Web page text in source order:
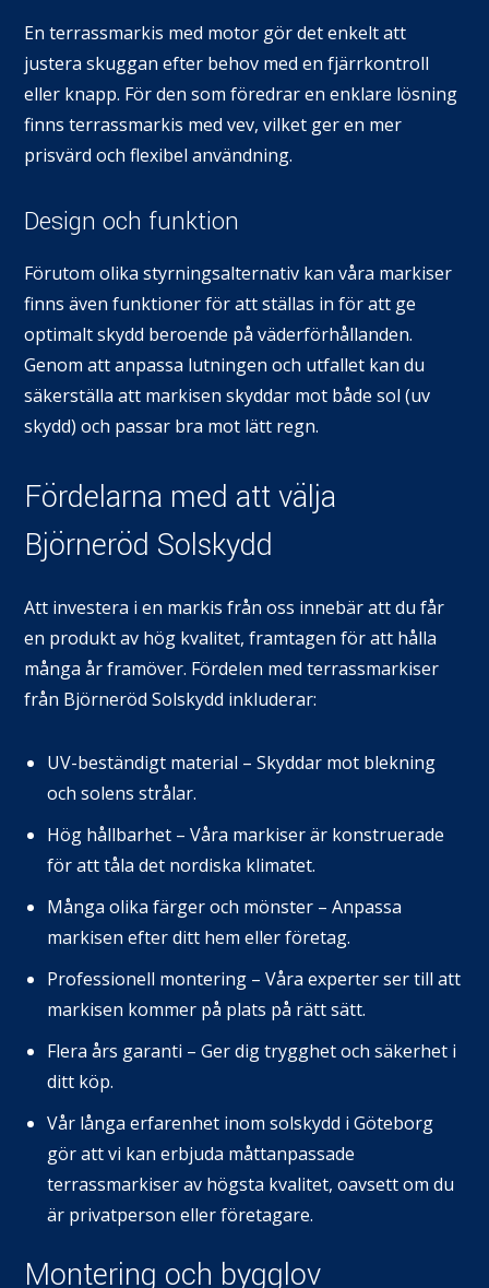
En terrassmarkis med motor gör det enkelt att
justera skuggan efter behov med en fjärrkontroll
eller knapp. För den som föredrar en enklare lösning
finns terrassmarkis med vev, vilket ger en mer
prisvärd och flexibel användning.
Design och funktion
Förutom olika styrningsalternativ kan våra markiser
finns även funktioner för att ställas in för att ge
optimalt skydd beroende på väderförhållanden.
Genom att anpassa lutningen och utfallet kan du
säkerställa att markisen skyddar mot både sol (uv
skydd) och passar bra mot lätt regn.
Fördelarna med att välja
Björneröd Solskydd
Att investera i en markis från oss innebär att du får
en produkt av hög kvalitet, framtagen för att hålla
många år framöver. Fördelen med terrassmarkiser
från Björneröd Solskydd inkluderar:
UV-beständigt material – Skyddar mot blekning
och solens strålar.
Hög hållbarhet – Våra markiser är konstruerade
för att tåla det nordiska klimatet.
Många olika färger och mönster – Anpassa
markisen efter ditt hem eller företag.
Professionell montering – Våra experter ser till att
markisen kommer på plats på rätt sätt.
Flera års garanti – Ger dig trygghet och säkerhet i
ditt köp.
Vår långa erfarenhet inom solskydd i Göteborg
gör att vi kan erbjuda måttanpassade
terrassmarkiser av högsta kvalitet, oavsett om du
är privatperson eller företagare.
Montering och bygglov